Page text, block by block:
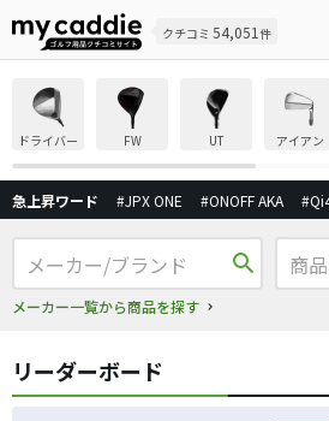
クチコミ 54,051 件
ドライバー FW UT アイアン
急上昇ワード #JPX ONE #ONOFF AKA
search
メーカー一覧から商品を探す
リーダーボード